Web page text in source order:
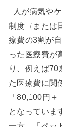
人が病気や
制度（または
療費の3割が
った医療費が
り、例えば70
た医療費に関
「80,100円
となっていま